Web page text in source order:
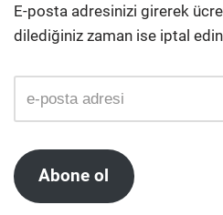
E-posta adresinizi girerek
dilediğiniz zaman ise iptal
Abone ol